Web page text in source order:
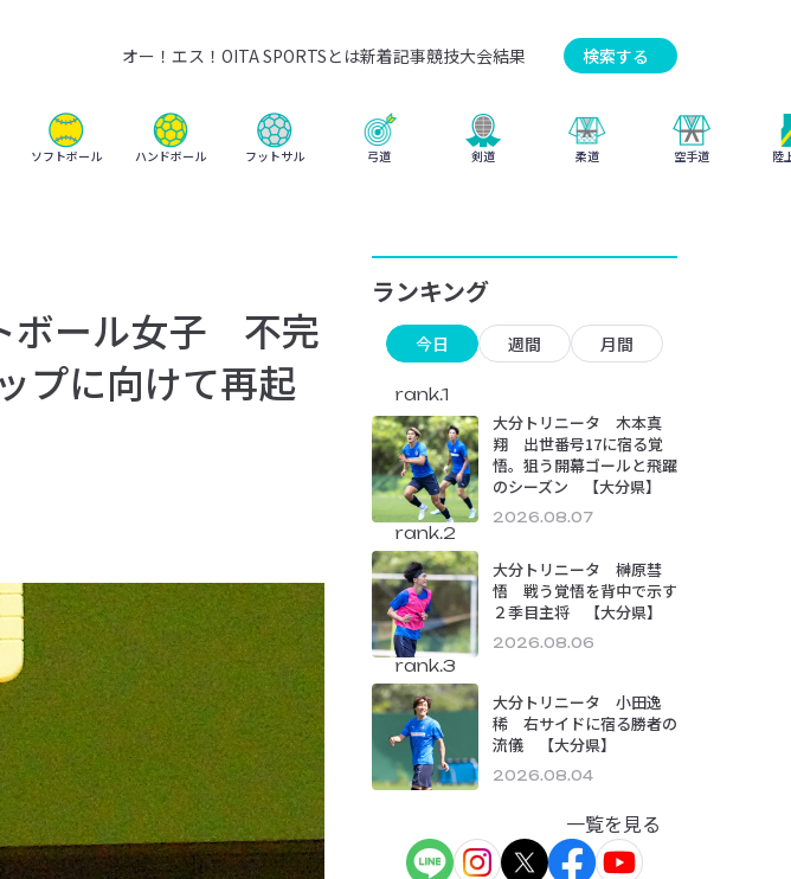
オー！エス！OITA SPORTSとは新着記事競技大会結果 検索する
ソフトボール ハンドボール フットサル 弓道 剣道 柔道 空手道 陸
ボール女子 不完
プに向けて再起
ランキング
今日 週間 月間
rank.1
大分トリニータ 木本真
翔 出世番号17に宿る覚
悟。狙う開幕ゴールと飛躍
のシーズン 【大分県】
2026.08.07
rank.2
大分トリニータ 榊原彗
悟 戦う覚悟を背中で示す
２季目主将 【大分県】
2026.08.06
rank.3
大分トリニータ 小田逸
稀 右サイドに宿る勝者の
流儀 【大分県】
2026.08.04
一覧を見る